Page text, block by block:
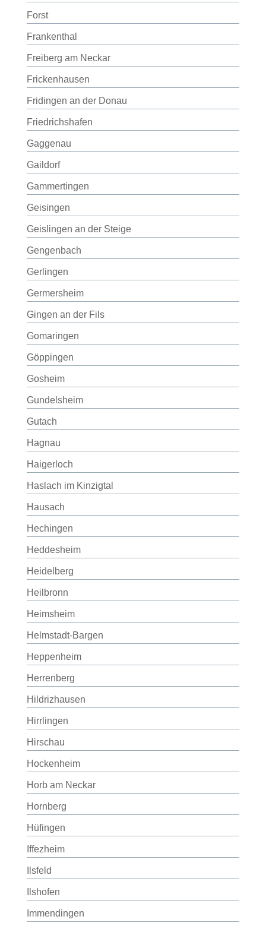
Forst
Frankenthal
Freiberg am Neckar
Frickenhausen
Fridingen an der Donau
Friedrichshafen
Gaggenau
Gaildorf
Gammertingen
Geisingen
Geislingen an der Steige
Gengenbach
Gerlingen
Germersheim
Gingen an der Fils
Gomaringen
Göppingen
Gosheim
Gundelsheim
Gutach
Hagnau
Haigerloch
Haslach im Kinzigtal
Hausach
Hechingen
Heddesheim
Heidelberg
Heilbronn
Heimsheim
Helmstadt-Bargen
Heppenheim
Herrenberg
Hildrizhausen
Hirrlingen
Hirschau
Hockenheim
Horb am Neckar
Hornberg
Hüfingen
Iffezheim
Ilsfeld
Ilshofen
Immendingen